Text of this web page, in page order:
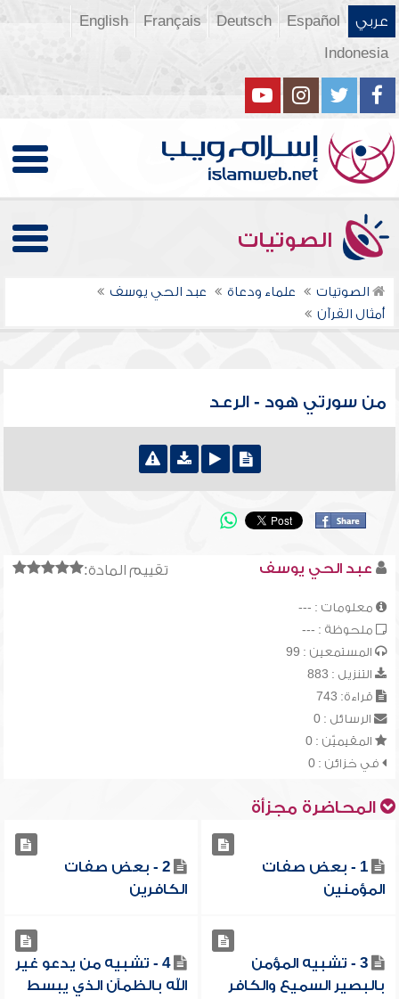
عربي Español
Deutsch
Français
English
Indonesia
الصوتيات
الصوتيات علماء ودعاة
عبد الحي يوسف
أمثال القرآن
من سورتي هود - الرعد
تقييم المادة: عبد الحي يوسف
معلومات : ---
ملحوظة : ---
المستمعين : 99
التنزيل : 883
قراءة: 743
الرسائل : 0
المقيميّن : 0
في خزائن : 0
المحاضرة مجزأة
1 - بعض صفات
المؤمنين
2 - بعض صفات
الكافرين
3 - تشبيه المؤمن
بالبصير السميع والكافر
4 - تشبيه من يدعو غير
الله بالظمآن الذي يبسط